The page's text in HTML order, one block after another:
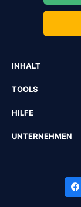
INHALT
TOOLS
HILFE
UNTERNEHMEN